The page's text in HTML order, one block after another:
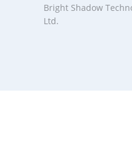
Bright Shadow
Ltd.